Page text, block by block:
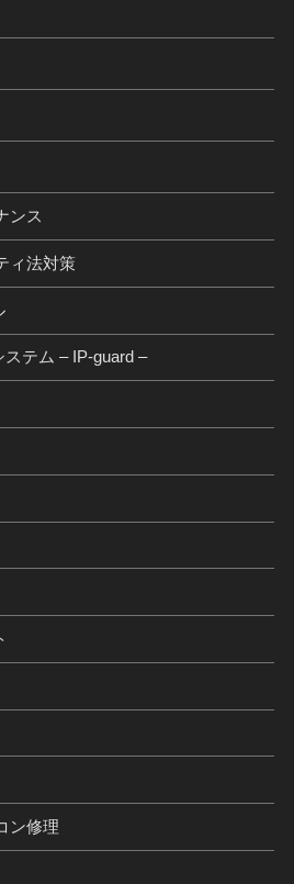
ンス
ィ法対策
テム – IP-guard –
ン修理